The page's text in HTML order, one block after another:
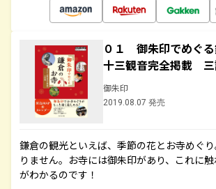
０１ 御朱印でめぐ
十三観音完全掲載
御朱印
2019.08.07 発売
鎌倉の観光といえば、季節の花とお寺めぐ
りません。お寺には御朱印があり、これに
がわかるのです！